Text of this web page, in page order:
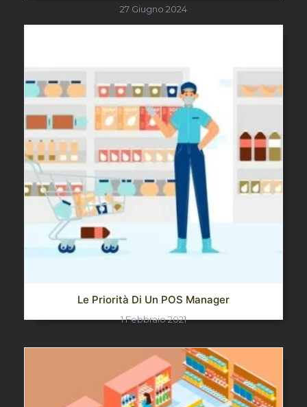
27 Giugno 2024
Le Priorità Di Un POS Manager
1 Febbraio 2021